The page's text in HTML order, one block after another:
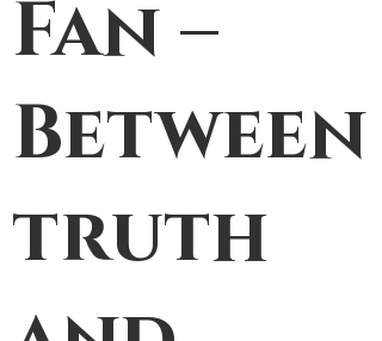
Fan –
Between
truth